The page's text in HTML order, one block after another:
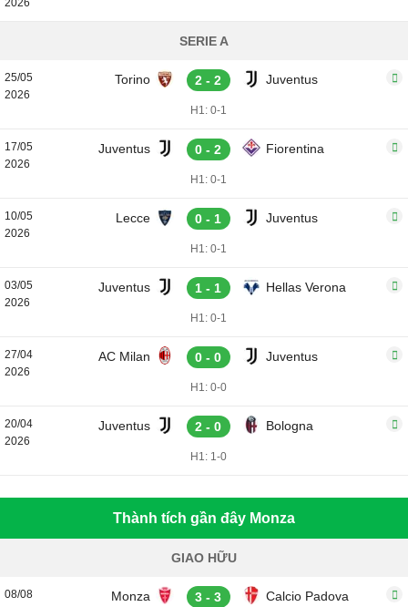
2026
SERIE A
25/05
2026
Torino 2 - 2 Juventus
H1: 0-1
17/05
2026
Juventus 0 - 2 Fiorentina
H1: 0-1
10/05
2026
Lecce 0 - 1 Juventus
H1: 0-1
03/05
2026
Juventus 1 - 1 Hellas Verona
H1: 0-1
27/04
2026
AC Milan 0 - 0 Juventus
H1: 0-0
20/04
2026
Juventus 2 - 0 Bologna
H1: 1-0
Thành tích gần đây Monza
GIAO HỮU
08/08
Monza 3 - 3 Calcio Padova